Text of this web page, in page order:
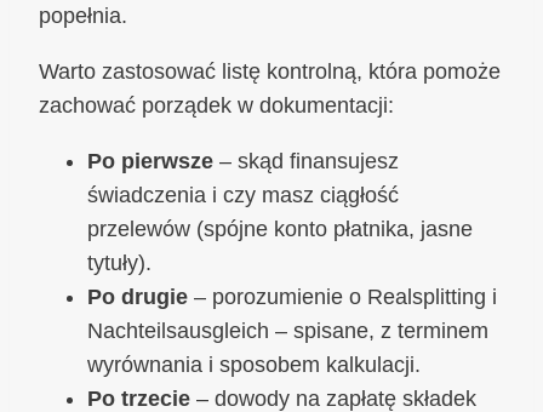
popełnia.
Warto zastosować listę kontrolną, która pomoże
zachować porządek w dokumentacji:
Po pierwsze – skąd finansujesz
świadczenia i czy masz ciągłość
przelewów (spójne konto płatnika, jasne
tytuły).
Po drugie – porozumienie o Realsplitting i
Nachteilsausgleich – spisane, z terminem
wyrównania i sposobem kalkulacji.
Po trzecie – dowody na zapłatę składek